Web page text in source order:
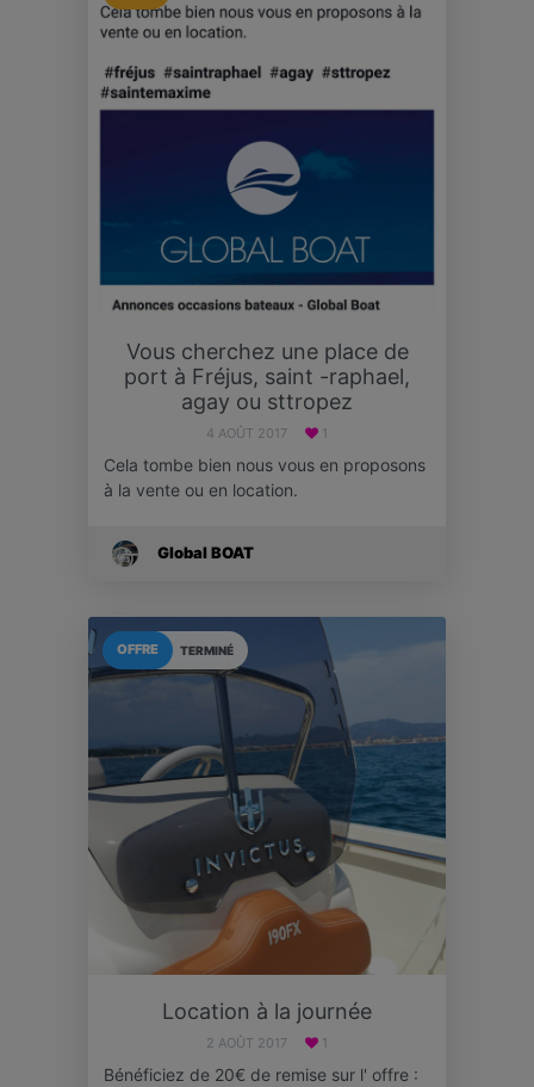
Vous cherchez une place de
port à Fréjus, saint -raphael,
agay ou sttropez
4 AOÛT 2017 1
Cela tombe bien nous vous en proposons
à la vente ou en location.
Global BOAT
TERMINÉ
OFFRE
Location à la journée
2 AOÛT 2017 1
Bénéficiez de 20€ de remise sur l' offre :